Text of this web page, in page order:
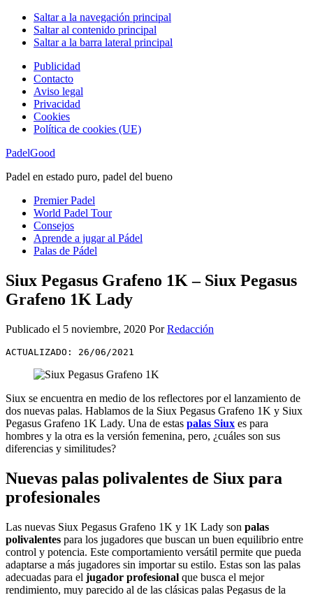
Saltar a la navegación principal
Saltar al contenido principal
Saltar a la barra lateral principal
Publicidad
Contacto
Aviso legal
Privacidad
Cookies
Política de cookies (UE)
PadelGood
Padel en estado puro, padel del bueno
Premier Padel
World Padel Tour
Consejos
Aprende a jugar al Pádel
Palas de Pádel
Siux Pegasus Grafeno 1K – Siux Pegasus
Grafeno 1K Lady
Publicado el 5 noviembre, 2020 PorRedacción
ACTUALIZADO: 26/06/2021
Siux se encuentra en medio de los reflectores por el lanzamiento de
dos nuevas palas. Hablamos de la Siux Pegasus Grafeno 1K y Siux
Pegasus Grafeno 1K Lady. Una de estas palas Siux es para
hombres y la otra es la versión femenina, pero, ¿cuáles son sus
diferencias y similitudes?
Nuevas palas polivalentes de Siux para
profesionales
Las nuevas Siux Pegasus Grafeno 1K y 1K Lady son palas
polivalentes para los jugadores que buscan un buen equilibrio entre
control y potencia. Este comportamiento versátil permite que pueda
adaptarse a más jugadores sin importar su estilo. Estas son las palas
adecuadas para el jugador profesional que busca el mejor
rendimiento, muy parecido al de las clásicas palas Pegasus de la